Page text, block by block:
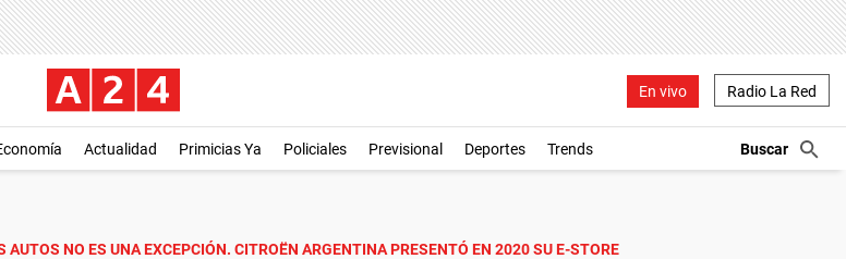
En vivo Radio La Red
Actualidad Primicias Ya Policiales Previsional Deportes Trends
NO ES UNA EXCEPCIÓN. CITROËN ARGENTINA PRESENTÓ EN 2020 SU E-STORE